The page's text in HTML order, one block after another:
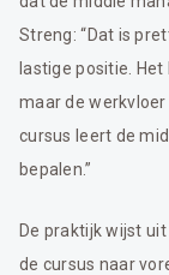
Streng: “Dat is
lastige positie.
maar de
cursus leert de
bepalen.”
De praktijk wijst
de cursus naar